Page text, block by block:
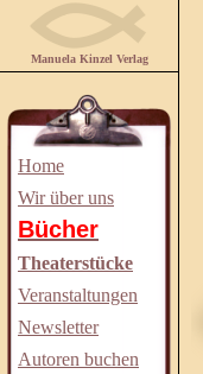
Manuela Kinzel Verlag
Home
Wir über uns
Bücher
Theaterstücke
Veranstaltungen
Newsletter
Autoren buchen